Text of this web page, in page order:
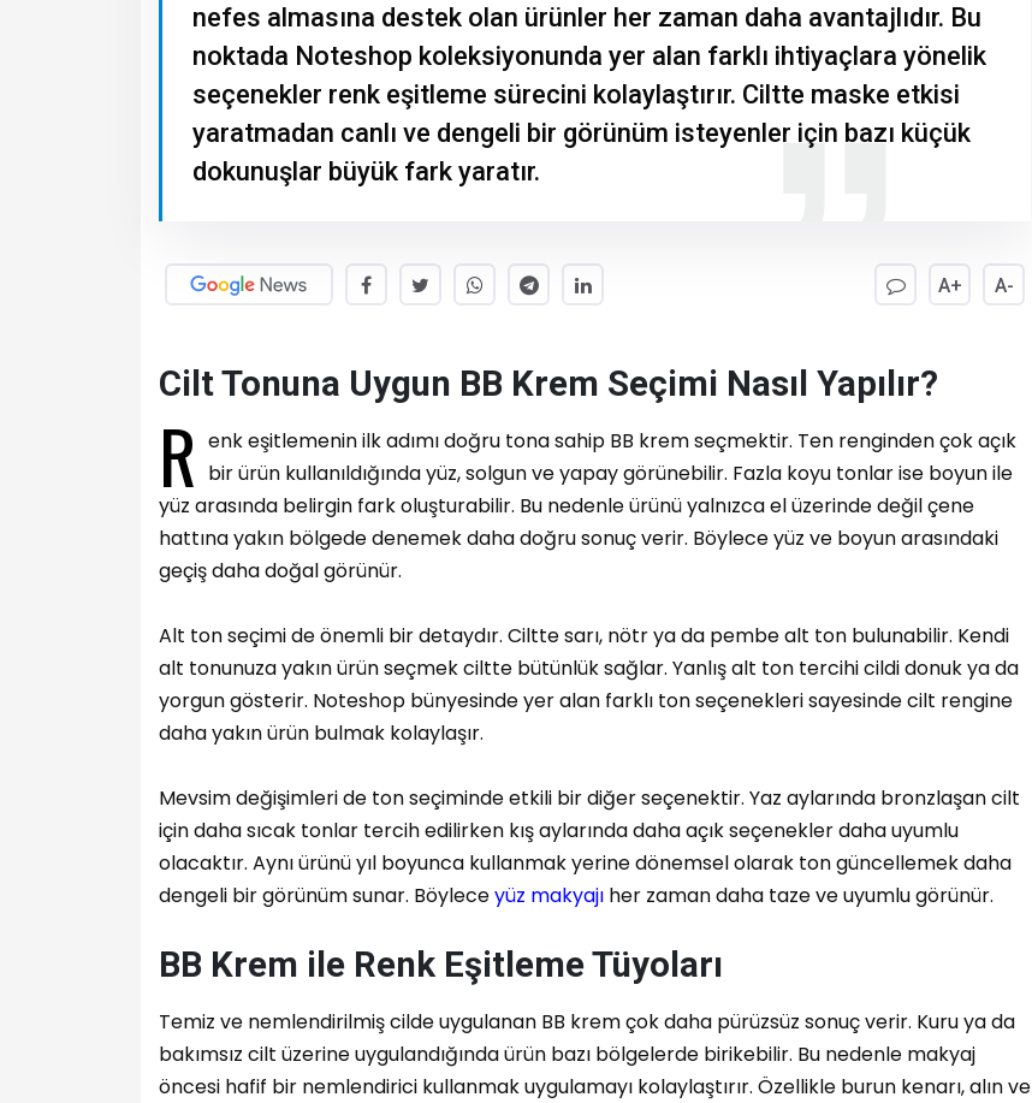
nefes almasına destek olan ürünler her zaman daha avantajlıdır. Bu
noktada Noteshop koleksiyonunda yer alan farklı ihtiyaçlara yönelik
seçenekler renk eşitleme sürecini kolaylaştırır. Ciltte maske etkisi
yaratmadan canlı ve dengeli bir görünüm isteyenler için bazı küçük
dokunuşlar büyük fark yaratır.
A+ A-
Cilt Tonuna Uygun BB Krem Seçimi Nasıl Yapılır?
R enk eşitlemenin ilk adımı doğru tona sahip BB krem seçmektir. Ten renginden çok açık
bir ürün kullanıldığında yüz, solgun ve yapay görünebilir. Fazla koyu tonlar ise boyun ile
yüz arasında belirgin fark oluşturabilir. Bu nedenle ürünü yalnızca el üzerinde değil çene
hattına yakın bölgede denemek daha doğru sonuç verir. Böylece yüz ve boyun arasındaki
geçiş daha doğal görünür.
Alt ton seçimi de önemli bir detaydır. Ciltte sarı, nötr ya da pembe alt ton bulunabilir. Kendi
alt tonunuza yakın ürün seçmek ciltte bütünlük sağlar. Yanlış alt ton tercihi cildi donuk ya da
yorgun gösterir. Noteshop bünyesinde yer alan farklı ton seçenekleri sayesinde cilt rengine
daha yakın ürün bulmak kolaylaşır.
Mevsim değişimleri de ton seçiminde etkili bir diğer seçenektir. Yaz aylarında bronzlaşan cilt
için daha sıcak tonlar tercih edilirken kış aylarında daha açık seçenekler daha uyumlu
olacaktır. Aynı ürünü yıl boyunca kullanmak yerine dönemsel olarak ton güncellemek daha
dengeli bir görünüm sunar. Böyleceyüz makyajı her zaman daha taze ve uyumlu görünür.
BB Krem ile Renk Eşitleme Tüyoları
Temiz ve nemlendirilmiş cilde uygulanan BB krem çok daha pürüzsüz sonuç verir. Kuru ya da
bakımsız cilt üzerine uygulandığında ürün bazı bölgelerde birikebilir. Bu nedenle makyaj
öncesi hafif bir nemlendirici kullanmak uygulamayı kolaylaştırır. Özellikle burun kenarı, alın ve